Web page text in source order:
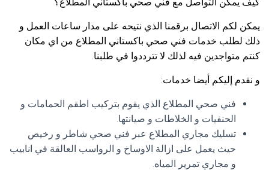
يمكن لكم الاتصال برقمنا الذي نتيحه على مدار ساعات العمل و
ذلك لطلب خدمات فني صحي باكستاني المطلاع من اي مكان
كنتم متواجدين فيه لذلك لا تترددوا في طلبنا.
و نقدم إليكم أيضا خدمات:
فني صحي المطلاع الذي يقوم بتركيب اطقم الحمامات و
الحنفيات و الخلاطات و صيانتها.
تسليك مجاري المطلاع عبر فني صحي شاطر و رخيص
حيث يعمل على ازالة الاوساخ و الرواسب العالقة في انابيب
و مجاري تمرير المياه.